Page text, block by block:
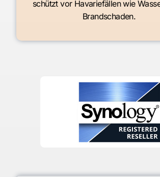
schützt vor Havariefällen wie
Brandschaden.